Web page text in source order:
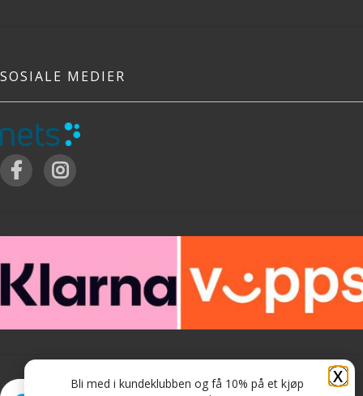
SOSIALE MEDIER
X
Bli med i kundeklubben og få 10% på et kjøp